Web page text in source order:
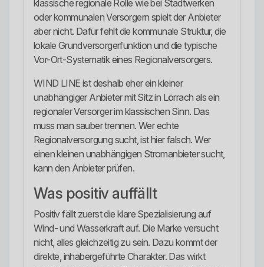
klassische regionale Rolle wie bei Stadtwerken
oder kommunalen Versorgern spielt der Anbieter
aber nicht. Dafür fehlt die kommunale Struktur, die
lokale Grundversorgerfunktion und die typische
Vor-Ort-Systematik eines Regionalversorgers.
WIND LINE ist deshalb eher ein kleiner
unabhängiger Anbieter mit Sitz in Lörrach als ein
regionaler Versorger im klassischen Sinn. Das
muss man sauber trennen. Wer echte
Regionalversorgung sucht, ist hier falsch. Wer
einen kleinen unabhängigen Stromanbieter sucht,
kann den Anbieter prüfen.
Was positiv auffällt
Positiv fällt zuerst die klare Spezialisierung auf
Wind- und Wasserkraft auf. Die Marke versucht
nicht, alles gleichzeitig zu sein. Dazu kommt der
direkte, inhabergeführte Charakter. Das wirkt